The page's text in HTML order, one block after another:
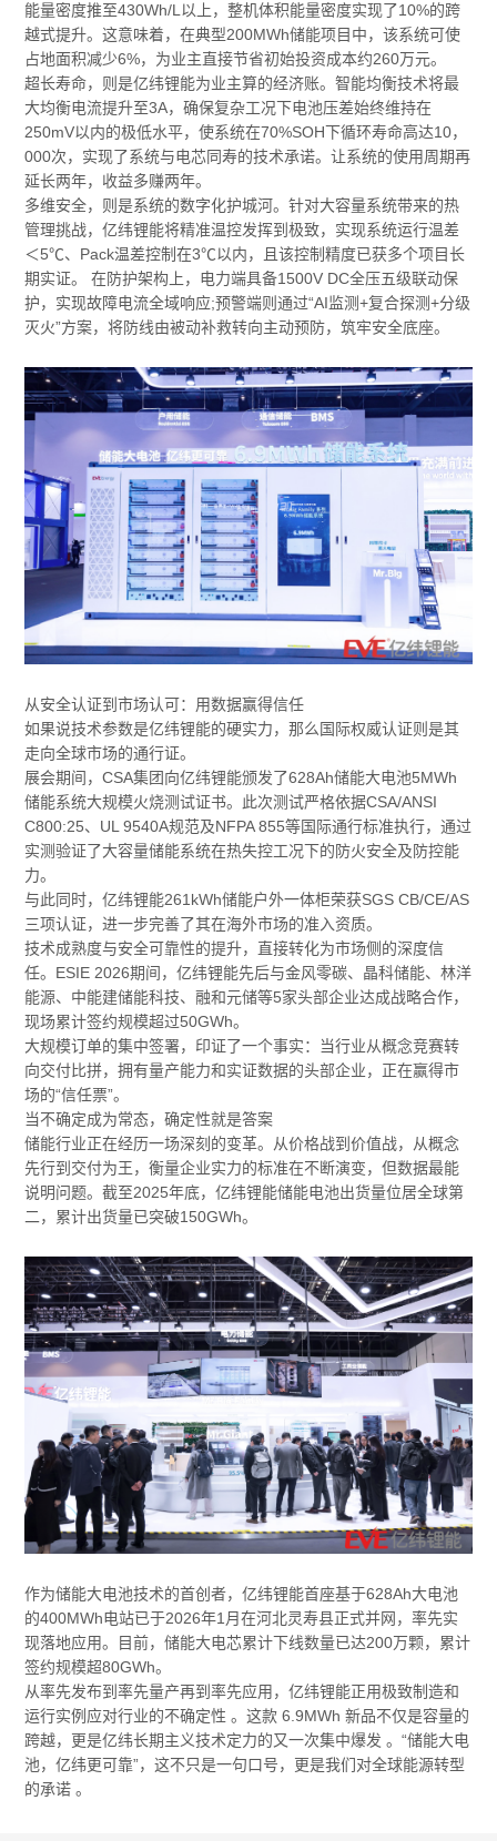
能量密度推至430Wh/L以上，整机体积能量密度实现了10%的跨
越式提升。这意味着，在典型200MWh储能项目中，该系统可使
占地面积减少6%，为业主直接节省初始投资成本约260万元。
超长寿命，则是亿纬锂能为业主算的经济账。智能均衡技术将最
大均衡电流提升至3A，确保复杂工况下电池压差始终维持在
250mV以内的极低水平，使系统在70%SOH下循环寿命高达10，
000次，实现了系统与电芯同寿的技术承诺。让系统的使用周期再
延长两年，收益多赚两年。
多维安全，则是系统的数字化护城河。针对大容量系统带来的热
管理挑战，亿纬锂能将精准温控发挥到极致，实现系统运行温差
＜5℃、Pack温差控制在3℃以内，且该控制精度已获多个项目长
期实证。 在防护架构上，电力端具备1500V DC全压五级联动保
护，实现故障电流全域响应;预警端则通过“AI监测+复合探测+分级
灭火”方案，将防线由被动补救转向主动预防，筑牢安全底座。
从安全认证到市场认可：用数据赢得信任
如果说技术参数是亿纬锂能的硬实力，那么国际权威认证则是其
走向全球市场的通行证。
展会期间，CSA集团向亿纬锂能颁发了628Ah储能大电池5MWh
储能系统大规模火烧测试证书。此次测试严格依据CSA/ANSI
C800:25、UL 9540A规范及NFPA 855等国际通行标准执行，通过
实测验证了大容量储能系统在热失控工况下的防火安全及防控能
力。
与此同时，亿纬锂能261kWh储能户外一体柜荣获SGS CB/CE/AS
三项认证，进一步完善了其在海外市场的准入资质。
技术成熟度与安全可靠性的提升，直接转化为市场侧的深度信
任。ESIE 2026期间，亿纬锂能先后与金风零碳、晶科储能、林洋
能源、中能建储能科技、融和元储等5家头部企业达成战略合作，
现场累计签约规模超过50GWh。
大规模订单的集中签署，印证了一个事实：当行业从概念竞赛转
向交付比拼，拥有量产能力和实证数据的头部企业，正在赢得市
场的“信任票”。
当不确定成为常态，确定性就是答案
储能行业正在经历一场深刻的变革。从价格战到价值战，从概念
先行到交付为王，衡量企业实力的标准在不断演变，但数据最能
说明问题。截至2025年底，亿纬锂能储能电池出货量位居全球第
二，累计出货量已突破150GWh。
作为储能大电池技术的首创者，亿纬锂能首座基于628Ah大电池
的400MWh电站已于2026年1月在河北灵寿县正式并网，率先实
现落地应用。目前，储能大电芯累计下线数量已达200万颗，累计
签约规模超80GWh。
从率先发布到率先量产再到率先应用，亿纬锂能正用极致制造和
运行实例应对行业的不确定性 。这款 6.9MWh 新品不仅是容量的
跨越，更是亿纬长期主义技术定力的又一次集中爆发 。“储能大电
池，亿纬更可靠”，这不只是一句口号，更是我们对全球能源转型
的承诺 。